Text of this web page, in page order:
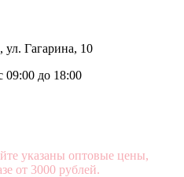
ул. Гагарина, 10
09:00 до 18:00
указаны оптовые цены,
от 3000 рублей.